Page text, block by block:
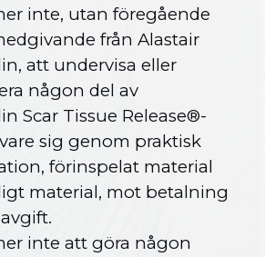
inte, utan föregående
från Alastair
att undervisa eller
någon del av
Scar Tissue Release®-
sig genom praktisk
förinspelat material
material, mot betalning
inte att göra någon